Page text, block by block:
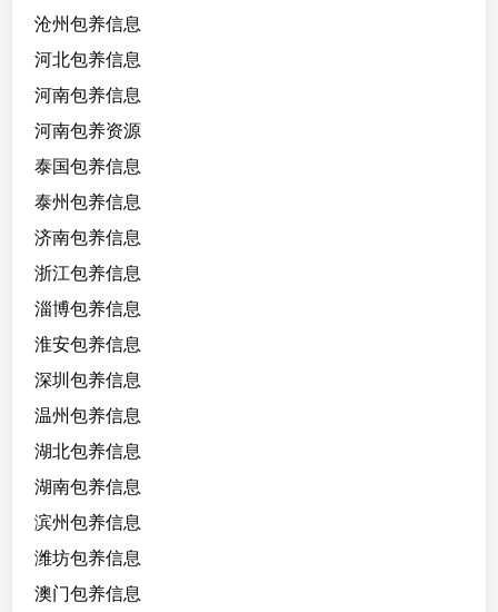
沧州包养信息
河北包养信息
河南包养信息
河南包养资源
泰国包养信息
泰州包养信息
济南包养信息
浙江包养信息
淄博包养信息
淮安包养信息
深圳包养信息
温州包养信息
湖北包养信息
湖南包养信息
滨州包养信息
潍坊包养信息
澳门包养信息